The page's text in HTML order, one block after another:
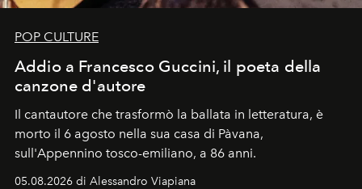
POP CULTURE
Addio a Francesco Guccini, il poeta della
canzone d'autore
Il cantautore che trasformò la ballata in letteratura, è
morto il 6 agosto nella sua casa di Pàvana,
sull'Appennino tosco-emiliano, a 86 anni.
05.08.2026 di Alessandro Viapiana